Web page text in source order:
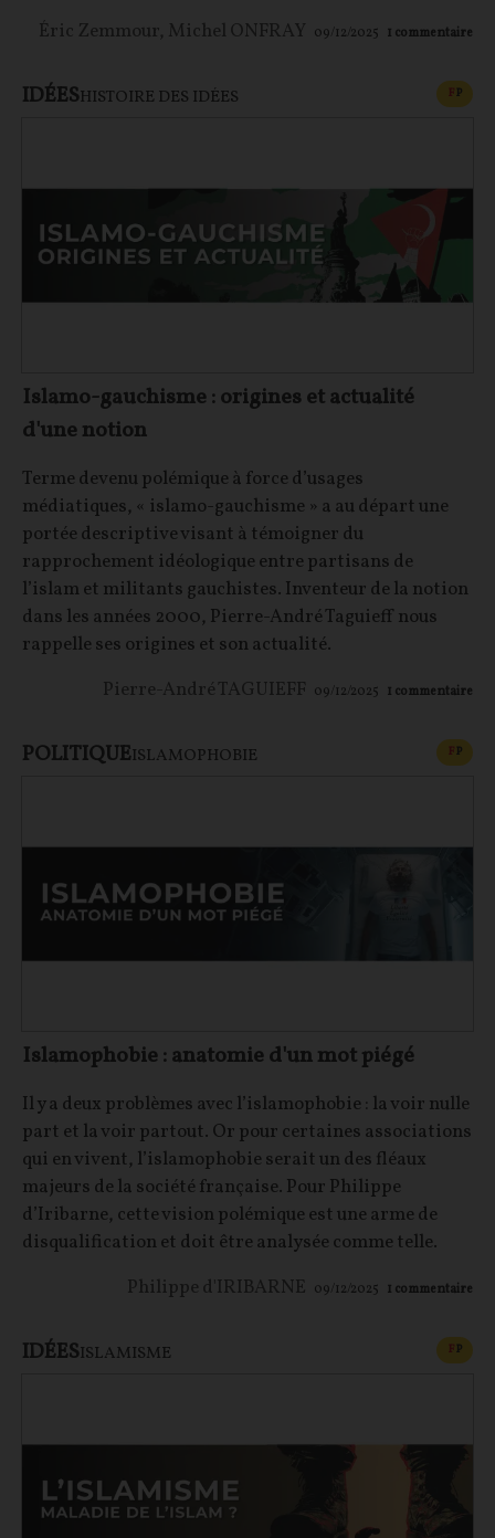
Éric Zemmour, Michel ONFRAY 09/12/2025 1 commentaire
IDÉESHISTOIRE DES IDÉES FP
Islamo-gauchisme : origines et actualité
d'une notion
Terme devenu polémique à force d’usages
médiatiques, « islamo-gauchisme » a au départ une
portée descriptive visant à témoigner du
rapprochement idéologique entre partisans de
l’islam et militants gauchistes. Inventeur de la notion
dans les années 2000, Pierre-André Taguieff nous
rappelle ses origines et son actualité.
Pierre-André TAGUIEFF 09/12/2025 1 commentaire
POLITIQUEISLAMOPHOBIE FP
Islamophobie : anatomie d'un mot piégé
Il y a deux problèmes avec l’islamophobie : la voir nulle
part et la voir partout. Or pour certaines associations
qui en vivent, l’islamophobie serait un des fléaux
majeurs de la société française. Pour Philippe
d’Iribarne, cette vision polémique est une arme de
disqualification et doit être analysée comme telle.
Philippe d'IRIBARNE 09/12/2025 1 commentaire
IDÉESISLAMISME FP